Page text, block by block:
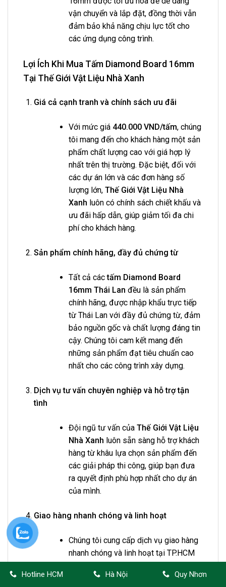
vận chuyển và lắp đặt, đồng thời vẫn
đảm bảo khả năng chịu lực tốt cho
các ứng dụng công trình.
Lợi Ích Khi Mua Tấm Diamond Board 16mm
Tại Thế Giới Vật Liệu Nhà Xanh
Giá cả cạnh tranh và chính sách ưu đãi
Với mức giá 440.000 VND/tấm, chúng
tôi mang đến cho khách hàng một sản
phẩm chất lượng cao với giá hợp lý
nhất trên thị trường. Đặc biệt, đối với
các dự án lớn và các đơn hàng số
lượng lớn, Thế Giới Vật Liệu Nhà
Xanh luôn có chính sách chiết khấu và
ưu đãi hấp dẫn, giúp giảm tối đa chi
phí cho khách hàng.
Sản phẩm chính hãng, đầy đủ chứng từ
Tất cả cáctấm Diamond Board
16mm Thái Lan đều là sản phẩm
chính hãng, được nhập khẩu trực tiếp
từ Thái Lan với đầy đủ chứng từ, đảm
bảo nguồn gốc và chất lượng đáng tin
cậy. Chúng tôi cam kết mang đến
những sản phẩm đạt tiêu chuẩn cao
nhất cho các công trình xây dựng.
Dịch vụ tư vấn chuyên nghiệp và hỗ trợ tận
tình
Đội ngũ tư vấn của Thế Giới Vật Liệu
Nhà Xanh luôn sẵn sàng hỗ trợ khách
hàng từ khâu lựa chọn sản phẩm đến
các giải pháp thi công, giúp bạn đưa
ra quyết định phù hợp nhất cho dự án
của mình.
Giao hàng nhanh chóng và linh hoạt
Chúng tôi cung cấp dịch vụ giao hàng
nhanh chóng và linh hoạt tại TP.HCM
phẩm đến tay khách hàng đúng thời
Hotline HCM Hà Nội Quy Nhơn